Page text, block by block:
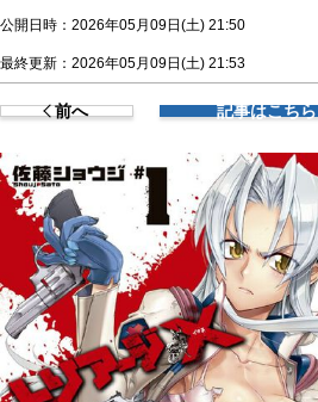
公開日時：2026年05月09日(土) 21:50
最終更新：2026年05月09日(土) 21:53
前へ 記事はこちら